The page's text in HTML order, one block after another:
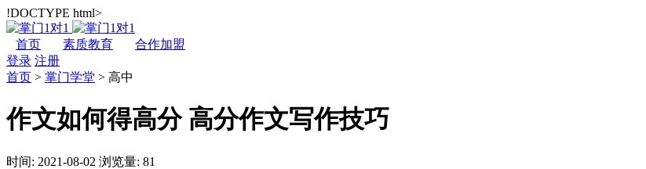
!DOCTYPE html>
首页 素质教育
合作加盟
登录 注册
首页 > 掌门学堂 > 高中
作文如何得高分 高分作文写作技巧
时间: 2021-08-02 浏览量: 81